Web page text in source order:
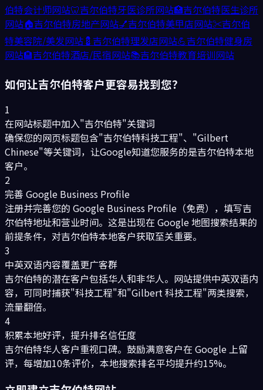
伯特会计师网站🦷吉尔伯特牙医诊所网站🏥吉尔伯特医生诊所
网站🏠吉尔伯特房地产网站💅吉尔伯特美甲店网站✂️吉尔伯
特美容院/美发网站💈吉尔伯特理发店网站💪吉尔伯特健身房
网站🏨吉尔伯特酒店/民宿网站📚吉尔伯特教育培训网站
如何让吉尔伯特客户更容易找到您？
1
在网站标题中加入"吉尔伯特"关键词
确保您的网页标题包含"吉尔伯特科技工程"、"Gilbert
Chinese"等关键词，让Google知道您服务的是吉尔伯特本地
客户。
2
完善 Google Business Profile
注册并完善您的 Google Business Profile（免费），填写吉
尔伯特地址和营业时间。这是出现在 Google 地图搜索结果的
前提条件，对吉尔伯特本地客户获取至关重要。
3
中英双语内容覆盖更广客群
吉尔伯特的潜在客户包括华人和非华人。网站提供中英双语内
容，可同时捕获"科技工程"和"Gilbert 科技工程"两类搜索，
流量翻倍。
4
积累本地好评，提升排名信任度
吉尔伯特华人客户重视口碑。鼓励满意客户在 Google 上留
评，每增加10条评价，本地搜索排名平均提升约15%。